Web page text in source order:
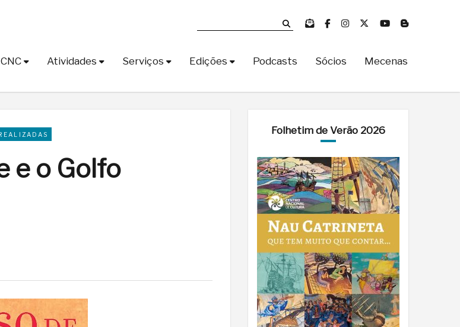
CNC Atividades Serviços Edições Podcasts Sócios Mecenas
e o Golfo
Folhetim de Verão 2026